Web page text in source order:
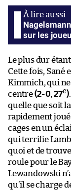
sur les
Le plus dur étant
Cette fois, Sané
Kimmich, qui ne
centre(2-0, 27e)
quelle que soit
rapidement
cages en un
qui terrifie
quoi et de
roule pour le
Lewandowski
qu’il se charge